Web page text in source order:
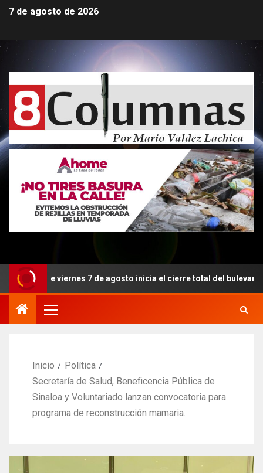
7 de agosto de 2026
Este viernes 7 de agosto inicia el cierre total del bulevar Pedro
Inicio
Política
Secretaría de Salud, Beneficencia Pública de
Sinaloa y Voluntariado lanzan convocatoria para
programa de reconstrucción mamaria.